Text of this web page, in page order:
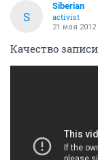
S
Siberian
activist
21 мая 2012
Качество